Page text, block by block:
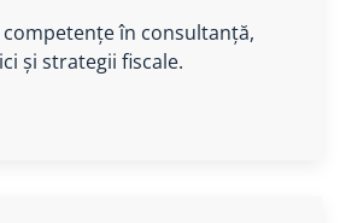
în consultanță,
și strategii fiscale.